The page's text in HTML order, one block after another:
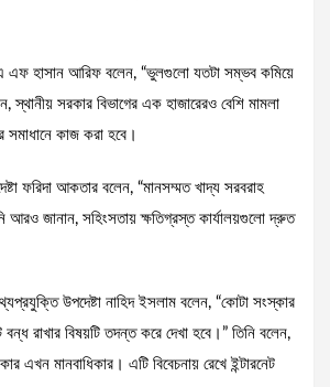
এ এফ হাসান আরিফ বলেন, “ভুলগুলো যতটা সম্ভব কমিয়ে
স্থানীয় সরকার বিভাগের এক হাজারেরও বেশি মামলা
কাজ করা হবে।
ফরিদা আকতার বলেন, “মানসম্মত খাদ্য সরবরাহ
আরও জানান, সহিংসতায় ক্ষতিগ্রস্ত কার্যালয়গুলো দ্রুত
উপদেষ্টা নাহিদ ইসলাম বলেন, “কোটা সংস্কার
বন্ধ রাখার বিষয়টি তদন্ত করে দেখা হবে।” তিনি বলেন,
এখন মানবাধিকার। এটি বিবেচনায় রেখে ইন্টারনেট